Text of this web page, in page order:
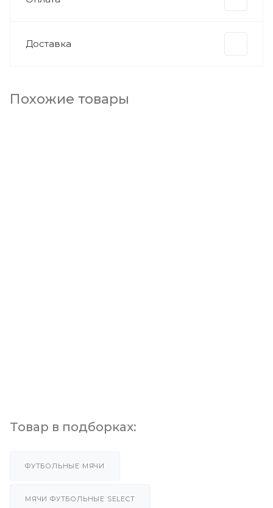
Доставка
Похожие товары
Товар в подборках:
ФУТБОЛЬНЫЕ МЯЧИ
МЯЧИ ФУТБОЛЬНЫЕ SELECT